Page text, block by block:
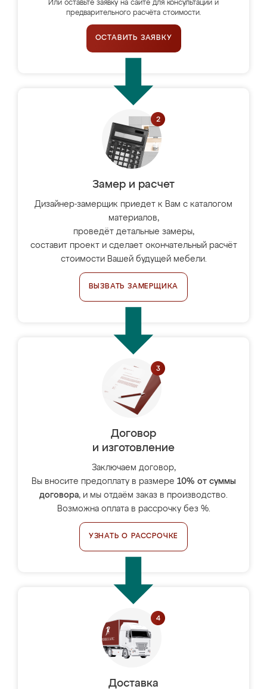
Или оставьте заявку на сайте для консультации и
предварительного расчёта стоимости.
ОСТАВИТЬ ЗАЯВКУ
Замер и расчет
Дизайнер-замерщик приедет к Вам с каталогом
материалов,
проведёт детальные замеры,
составит проект и сделает окончательный расчёт
стоимости Вашей будущей мебели.
ВЫЗВАТЬ ЗАМЕРЩИКА
Договор
и изготовление
Заключаем договор,
Вы вносите предоплату в размере 10% от суммы
договора, и мы отдаём заказ в производство.
Возможна оплата в рассрочку без %.
УЗНАТЬ О РАССРОЧКЕ
Доставка